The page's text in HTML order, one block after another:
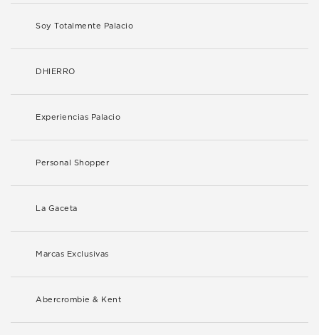
Soy Totalmente Palacio
DHIERRO
Experiencias Palacio
Personal Shopper
La Gaceta
Marcas Exclusivas
Abercrombie & Kent